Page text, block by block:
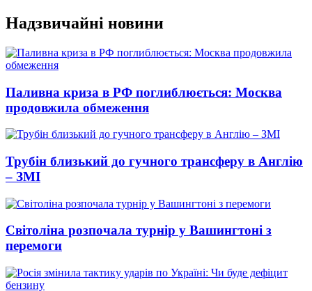
Перейти
до
вмісту
Надзвичайні новини
Паливна криза в РФ поглиблюється: Москва
продовжила обмеження
Трубін близький до гучного трансферу в Англію
– ЗМІ
Світоліна розпочала турнір у Вашингтоні з
перемоги